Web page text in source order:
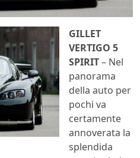
GILLET
VERTIGO 5
SPIRIT– Nel
panorama
della auto per
pochi va
certamente
annoverata la
splendida